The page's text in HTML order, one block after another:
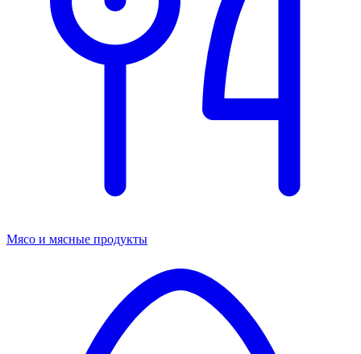
Мясо и мясные продукты